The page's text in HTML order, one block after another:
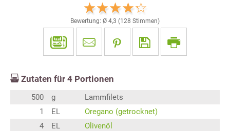
Bewertung: Ø 4,3 (128 Stimmen)
Zutaten für 4 Portionen
500 g
Lammfilets
1
EL
Oregano (getrocknet)
4
EL
Olivenöl